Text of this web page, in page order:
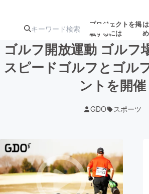
プロジェクトを掲
載するには
注目の新着プロ 募集終
テクノロジー・ガジェット
映像・映画
ゴルフ開放運動 ゴルフ
スピードゴルフとゴル
ントを開催
GDO スポーツ